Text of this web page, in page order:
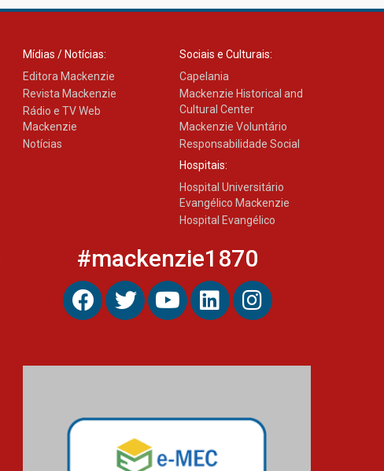
Mídias / Notícias:
Editora Mackenzie
Revista Mackenzie
Rádio e TV Web
Mackenzie
Notícias
Sociais e Culturais:
Capelania
Mackenzie Historical and
Cultural Center
Mackenzie Voluntário
Responsabilidade Social
Hospitais:
Hospital Universitário
Evangélico Mackenzie
Hospital Evangélico
#mackenzie1870